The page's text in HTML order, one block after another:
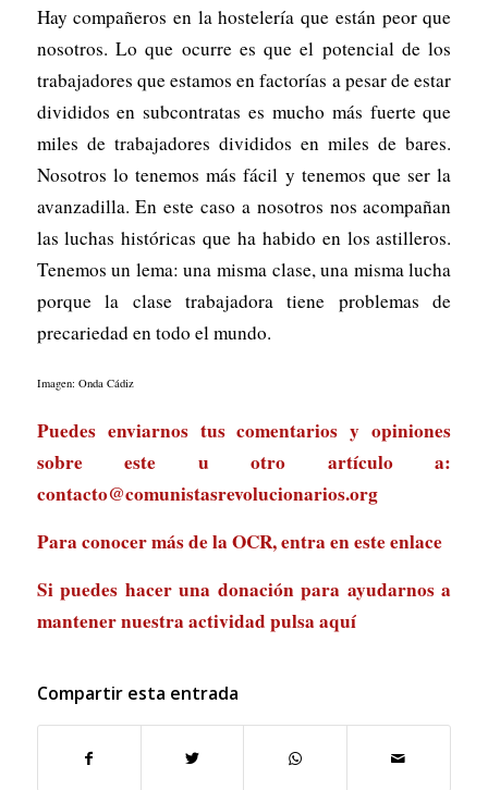
Hay compañeros en la hostelería que están peor que
nosotros. Lo que ocurre es que el potencial de los
trabajadores que estamos en factorías a pesar de estar
divididos en subcontratas es mucho más fuerte que
miles de trabajadores divididos en miles de bares.
Nosotros lo tenemos más fácil y tenemos que ser la
avanzadilla. En este caso a nosotros nos acompañan
las luchas históricas que ha habido en los astilleros.
Tenemos un lema: una misma clase, una misma lucha
porque la clase trabajadora tiene problemas de
precariedad en todo el mundo.
Imagen: Onda Cádiz
Puedes enviarnos tus comentarios y opiniones
sobre este u otro artículo a:
contacto@comunistasrevolucionarios.org
Para conocer más de la OCR, entra eneste enlace
Si puedes hacer una donación para ayudarnos a
mantener nuestra actividad pulsa aquí
Compartir esta entrada